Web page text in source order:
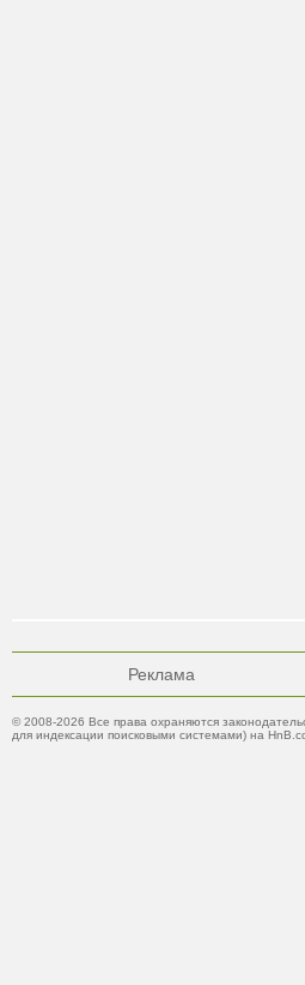
Реклама
© 2008-2026 Все права охраняются
для индексации поисковыми системами) на